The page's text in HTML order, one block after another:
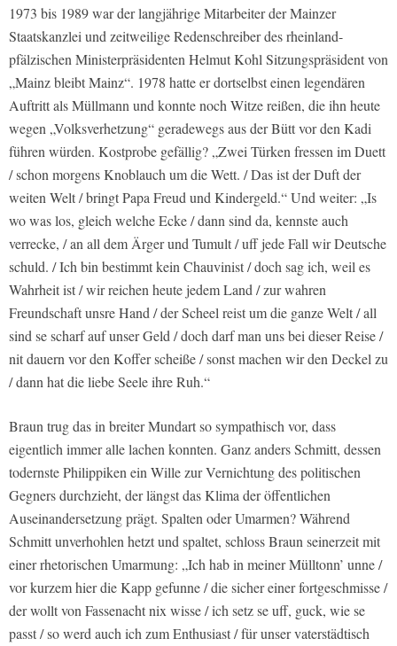
1973 bis 1989 war der langjährige Mitarbeiter der Mainzer
Staatskanzlei und zeitweilige Redenschreiber des rheinland-
pfälzischen Ministerpräsidenten Helmut Kohl Sitzungspräsident von
„Mainz bleibt Mainz“. 1978 hatte er dortselbst einen legendären
Auftritt als Müllmann und konnte noch Witze reißen, die ihn heute
wegen „Volksverhetzung“ geradewegs aus der Bütt vor den Kadi
führen würden. Kostprobe gefällig? „Zwei Türken fressen im Duett
/ schon morgens Knoblauch um die Wett. / Das ist der Duft der
weiten Welt / bringt Papa Freud und Kindergeld.“ Und weiter: „Is
wo was los, gleich welche Ecke / dann sind da, kennste auch
verrecke, / an all dem Ärger und Tumult / uﬀ jede Fall wir Deutsche
schuld. / Ich bin bestimmt kein Chauvinist / doch sag ich, weil es
Wahrheit ist / wir reichen heute jedem Land / zur wahren
Freundschaft unsre Hand / der Scheel reist um die ganze Welt / all
sind se scharf auf unser Geld / doch darf man uns bei dieser Reise /
nit dauern vor den Koﬀer scheiße / sonst machen wir den Deckel zu
/ dann hat die liebe Seele ihre Ruh.“
Braun trug das in breiter Mundart so sympathisch vor, dass
eigentlich immer alle lachen konnten. Ganz anders Schmitt, dessen
todernste Philippiken ein Wille zur Vernichtung des politischen
Gegners durchzieht, der längst das Klima der öﬀentlichen
Auseinandersetzung prägt. Spalten oder Umarmen? Während
Schmitt unverhohlen hetzt und spaltet, schloss Braun seinerzeit mit
einer rhetorischen Umarmung: „Ich hab in meiner Mülltonn’ unne /
vor kurzem hier die Kapp gefunne / die sicher einer fortgeschmisse /
der wollt von Fassenacht nix wisse / ich setz se uﬀ, guck, wie se
passt / so werd auch ich zum Enthusiast / für unser vaterstädtisch